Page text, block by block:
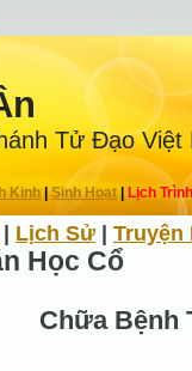
Tử Ðạo Việt
Kinh|Sinh Hoạt| Lịch Trình
Lịch Sử
Truyện
Học Cổ
Chữa Bệnh